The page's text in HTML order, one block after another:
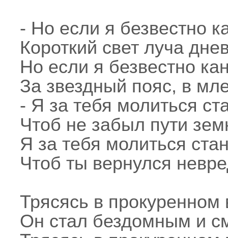
- Но если я безвестно
Короткий свет луча
Но если я безвестно
За звездный пояс, в
- Я за тебя молиться
Чтоб не забыл пути
Я за тебя молиться
Чтоб ты вернулся
Трясясь в прокуренном
Он стал бездомным и